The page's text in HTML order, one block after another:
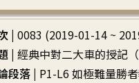
| 0083 (2019-01-14 ~
| 經典中對二大車的授記（
段落 | P1-L6 如極難量勝